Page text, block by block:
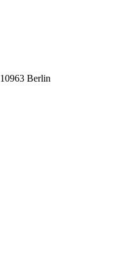
10963 Berlin